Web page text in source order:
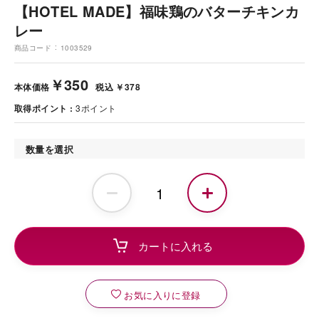
【HOTEL MADE】福味鶏のバターチキンカ
レー
商品コード 1003529
本体価格 ￥350 税込 ￥378
取得ポイント
3ポイント
数量を選択
お気に入りに登録